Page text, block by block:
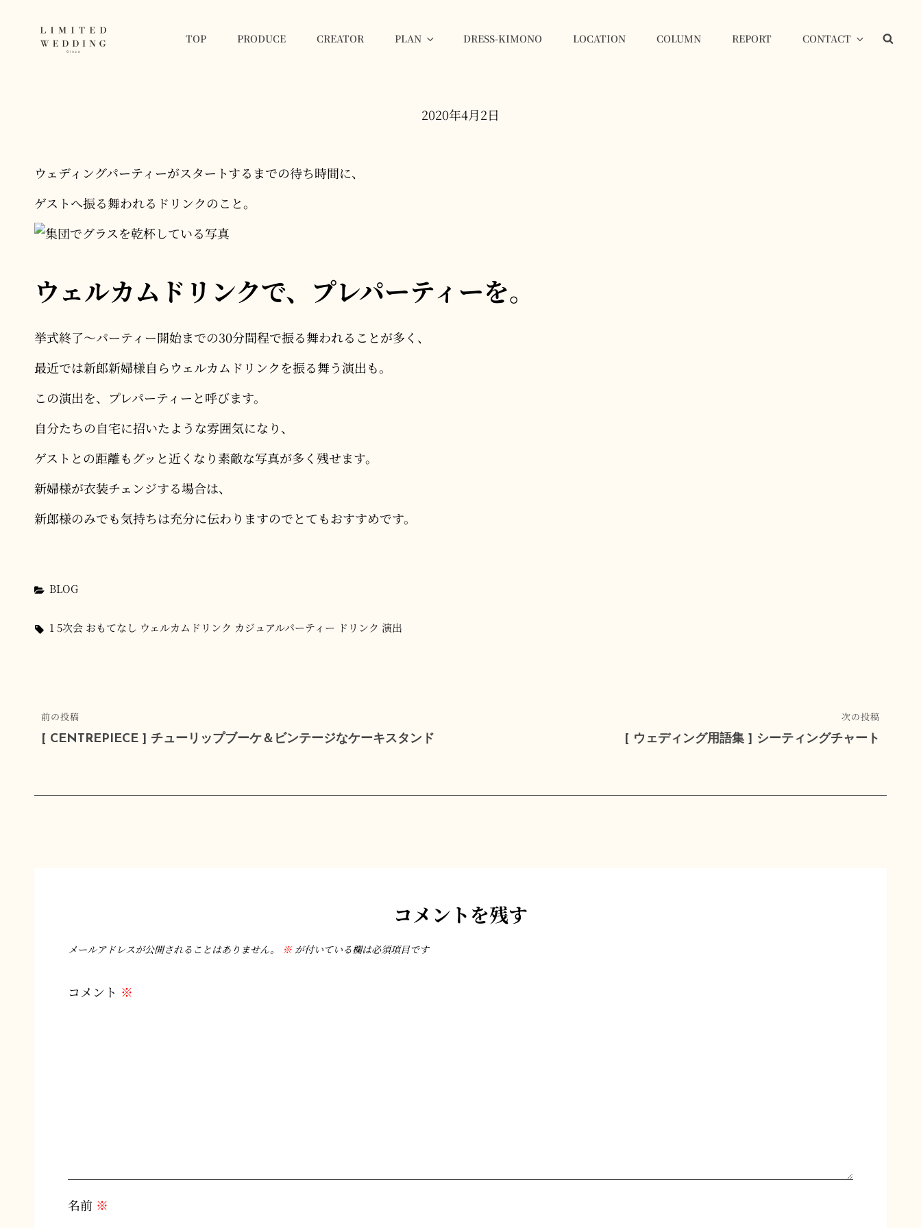
LIMITED WEDDING GINZA
フォトウェディングを新しい記念日に
TOP PRODUCE CREATOR PLAN DRESS-KIMONO LOCATION COLUMN REPORT CONTACT
2020年4月2日
ウェディングパーティーがスタートするまでの待ち時間に、
ゲストへ振る舞われるドリンクのこと。
ウェルカムドリンクで、プレパーティーを。
挙式終了〜パーティー開始までの30分間程で振る舞われることが多く、
最近では新郎新婦様自らウェルカムドリンクを振る舞う演出も。
この演出を、プレパーティーと呼びます。
自分たちの自宅に招いたような雰囲気になり、
ゲストとの距離もグッと近くなり素敵な写真が多く残せます。
新婦様が衣装チェンジする場合は、
新郎様のみでも気持ちは充分に伝わりますのでとてもおすすめです。
カ
リ
BLOG
タ
1 5次会 おもてなし ウェルカムドリンク カジュアルパーティー ドリンク 演出
投
稿
前
の
前の投稿
[ CENTREPIECE ] チューリップブーケ＆ビンテージなケーキスタンド
次の投稿
[ ウェディング用語集 ] シーティングチャート
コメントを残す
メールアドレスが公開されることはありません。 ※が付いている欄は必須項目です
コメント ※
名前 ※